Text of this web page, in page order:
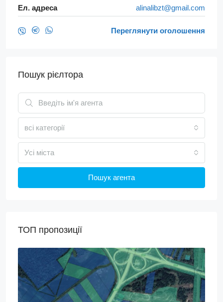
Ел. адреса
alinalibzt@gmail.com
Переглянути оголошення
Пошук рієлтора
всі категорії
Усі міста
Пошук агента
ТОП пропозиції